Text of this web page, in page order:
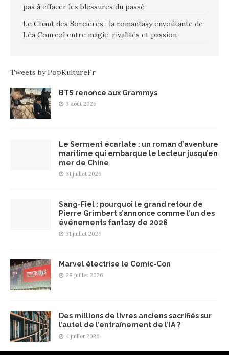
pas à effacer les blessures du passé
Le Chant des Sorcières : la romantasy envoûtante de
Léa Courcol entre magie, rivalités et passion
Tweets by PopKultureFr
BTS renonce aux Grammys
3 août 2026
Le Serment écarlate : un roman d’aventure
maritime qui embarque le lecteur jusqu’en
mer de Chine
31 juillet 2026
Sang-Fiel : pourquoi le grand retour de
Pierre Grimbert s’annonce comme l’un des
événements fantasy de 2026
31 juillet 2026
Marvel électrise le Comic-Con
28 juillet 2026
Des millions de livres anciens sacrifiés sur
l’autel de l’entraînement de l’IA ?
4 juillet 2026